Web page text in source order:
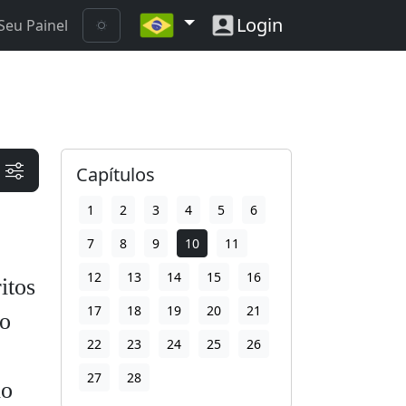
Painel Login
Capítulos
1 2 3 4 5
6
7
8 9 10
11
12
13 14 15
16
17
18 19 20
21
22
23 24 25
26
27
28